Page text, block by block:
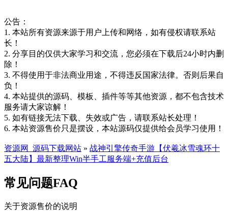
公告：
1. 本站所有资源来源于用户上传和网络，如有侵权请联系站
长！
2. 分享目的仅供大家学习和交流，您必须在下载后24小时内删
除！
3. 不得使用于非法商业用途，不得违反国家法律。否则后果自
负！
4. 本站提供的源码、模板、插件等等其他资源，都不包含技术
服务请大家谅解！
5. 如有链接无法下载、失效或广告，请联系站长处理！
6. 本站资源售价只是摆设，本站源码仅提供给会员学习使用！
资源网_源码下载网站 » 战神引擎传奇手游【伏羲冰雪魂环十
五大陆】最新整理Win半手工服务端+充值后台
常见问题FAQ
关于资源售价的说明